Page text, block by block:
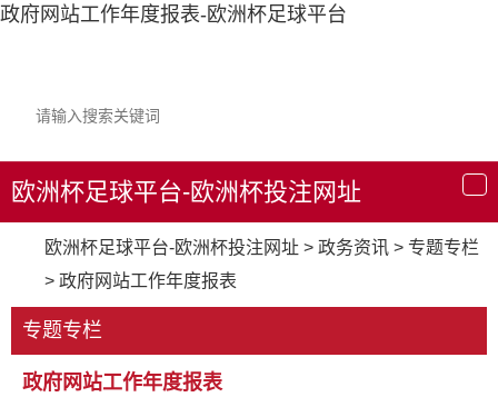
政府网站工作年度报表-欧洲杯足球平台
导
航
欧洲杯足球平台-欧洲杯投注网址
欧洲杯足球平台-欧洲杯投注网址 > 政务资讯 > 专题专栏
> 政府网站工作年度报表
专题专栏
政府网站工作年度报表